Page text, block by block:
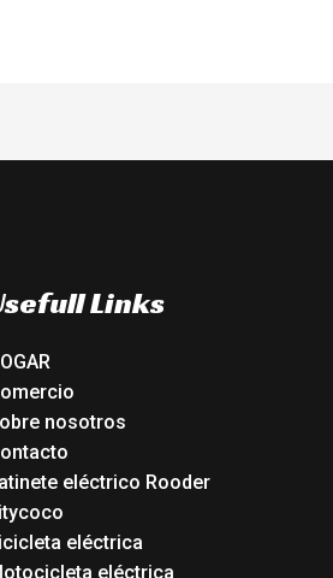
Links
nosotros
eléctrico Rooder
eléctrica
eléctrica